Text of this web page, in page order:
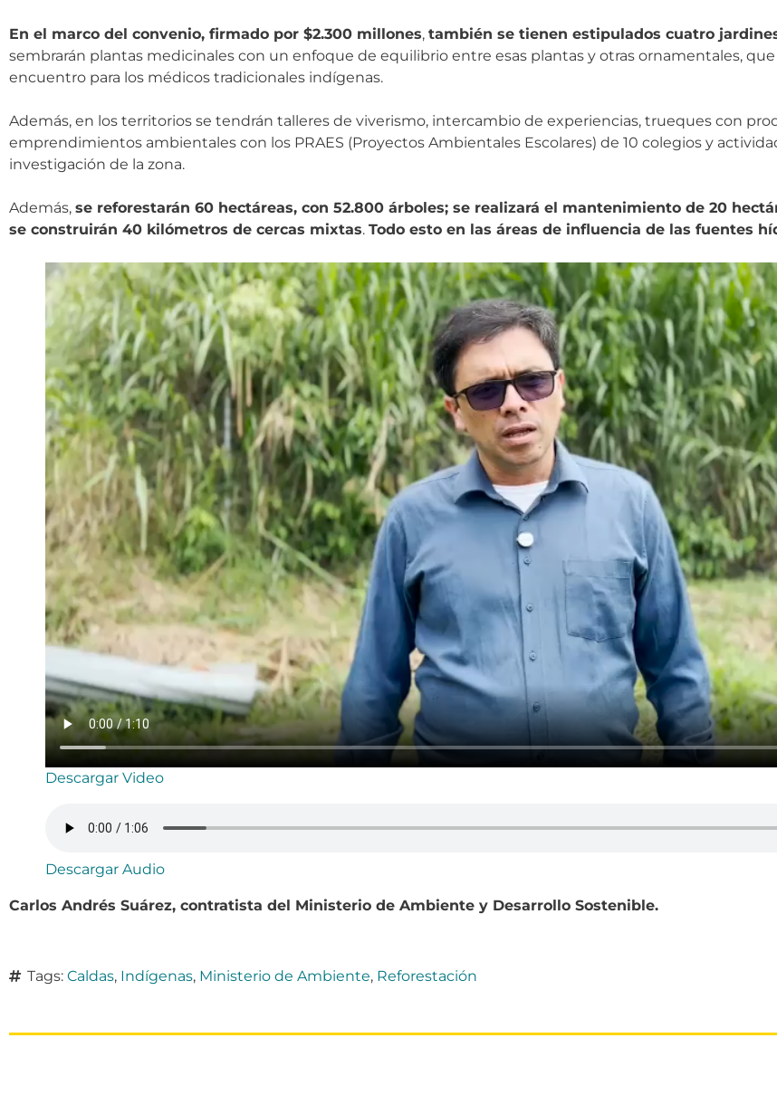
En el marco del convenio, firmado por $2.300 millones, también se tienen estipulados cuatro
sembrarán plantas medicinales con un enfoque de equilibrio entre esas plantas y otras ornamentales,
encuentro para los médicos tradicionales indígenas.
Además, en los territorios se tendrán talleres de viverismo, intercambio de experiencias, trueques con
emprendimientos ambientales con los PRAES (Proyectos Ambientales Escolares) de 10 colegios y
investigación de la zona.
Además, se reforestarán 60 hectáreas, con 52.800 árboles; se realizará el mantenimiento de 20
se construirán 40 kilómetros de cercas mixtas. Todo esto en las áreas de influencia de las fuentes
Descargar Video
Descargar Audio
Carlos Andrés Suárez, contratista del Ministerio de Ambiente y Desarrollo Sostenible.
Tags: Caldas, Indígenas, Ministerio de Ambiente, Reforestación